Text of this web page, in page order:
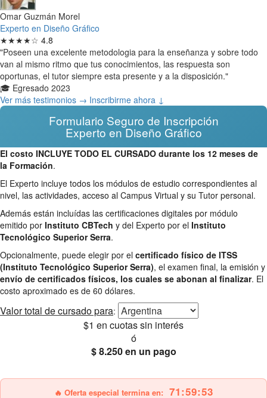
Omar Guzmán Morel
Experto en Diseño Gráfico
★★★★☆ 4.8
"Poseen una excelente metodologia para la enseñanza y sobre todo
van al mismo ritmo que tus conocimientos, las respuesta son
oportunas, el tutor siempre esta presente y a la disposición."
🎓 Egresado 2023
Ver más testimonios → Inscribirme ahora ↓
Formulario Seguro de Inscripción
Experto en Diseño Gráfico
El costo INCLUYE TODO EL CURSADO durante los 12 meses de
la Formación.
El Experto incluye todos los módulos de estudio correspondientes al
nivel, las actividades, acceso al Campus Virtual y su Tutor personal.
Además están incluídas las certificaciones digitales por módulo
emitido por Instituto CBTech y del Experto por el Instituto
Tecnológico Superior Serra.
Opcionalmente, puede elegir por el certificado físico de ITSS
(Instituto Tecnológico Superior Serra), el examen final, la emisión y
envío de certificados físicos, los cuales se abonan al finalizar. El
costo aproximado es de 60 dólares.
Valor total de cursado para:
$1 en cuotas sin interés
ó
$ 8.250en un pago
🔥 Oferta especial termina en: 71:59:52